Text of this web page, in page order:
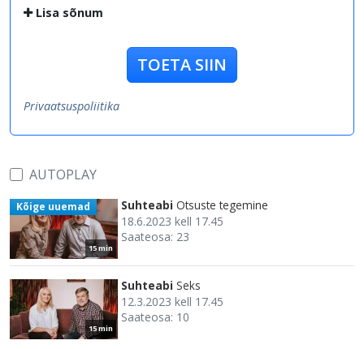
Lisa sõnum
TOETA SIIN
Privaatsuspoliitika
AUTOPLAY
15 min
Kõige uuemad Suhteabi Otsuste tegemine
18.6.2023 kell 17.45
Saateosa: 23
15 min
Suhteabi Seks
12.3.2023 kell 17.45
Saateosa: 10